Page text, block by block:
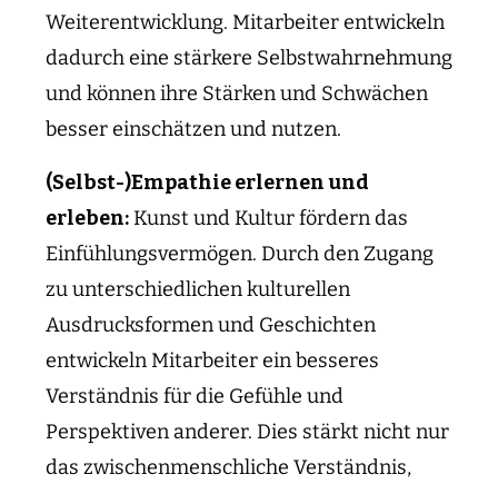
Weiterentwicklung. Mitarbeiter entwickeln
dadurch eine stärkere Selbstwahrnehmung
und können ihre Stärken und Schwächen
besser einschätzen und nutzen.
(Selbst-)Empathie erlernen und
erleben:Kunst und Kultur fördern das
Einfühlungsvermögen. Durch den Zugang
zu unterschiedlichen kulturellen
Ausdrucksformen und Geschichten
entwickeln Mitarbeiter ein besseres
Verständnis für die Gefühle und
Perspektiven anderer. Dies stärkt nicht nur
das zwischenmenschliche Verständnis,